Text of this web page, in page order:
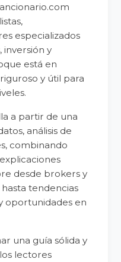
especializados
inversión y
está en
y útil para
a partir de una
análisis de
combinando
desde brokers y
tendencias
oportunidades en
una guía sólida y
lectores